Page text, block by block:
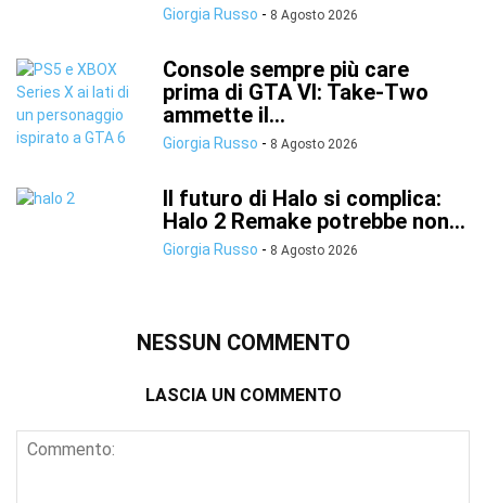
Giorgia Russo - 8 Agosto 2026
Console sempre più care
prima di GTA VI: Take-Two
ammette il...
Giorgia Russo - 8 Agosto 2026
Il futuro di Halo si complica:
Halo 2 Remake potrebbe non...
Giorgia Russo - 8 Agosto 2026
NESSUN COMMENTO
LASCIA UN COMMENTO